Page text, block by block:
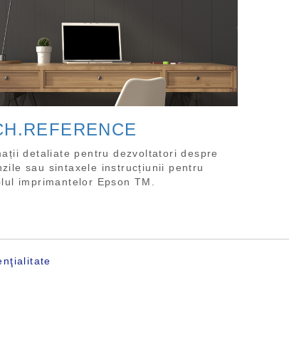
detaliate pentru dezvoltatori despre
sau sintaxele instrucțiunii pentru
imprimantelor Epson TM.